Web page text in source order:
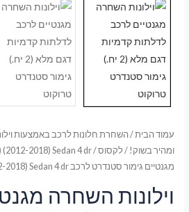
עמוד הבית/השחרת חלונות לרכב באמצעות
ומהיר בשוק! /לקסוס/
(2012-2018) Sedan 4 dr
מגנטיים גימור סטנדרט לרכב Lexus ES (6) (2012-2018) Sedan 4 dr
וילונות השחרה